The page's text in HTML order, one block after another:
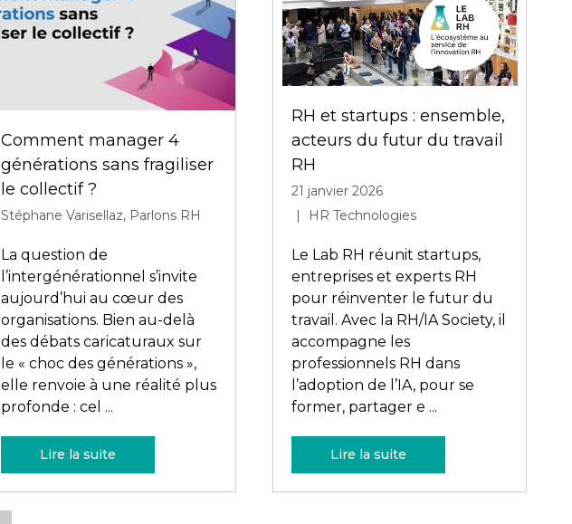
Deux keynotes pour
insuffler un nouvel élan
14 janvier 2026
HR Technologies
Découvrez en avant-
première les keynotes
d’ouverture et de clôture qui
vont insuffler un nouvel élan
à la fonction RH.
Lire la suite
Executive Club – Jour 2 :
IA et RH, la fin des fausses
bonnes idées
14 janvier 2026
HR Technologies
Le 29 janvier, l’Executive Club
de HR Technologies France
proposera aux DRH une
expérience premium autour
de l’IA : ateliers, Learning
Expeditions avec Le Lab RH
et keynote-débat « IA et RH :
la fin d ...
Lire la suite